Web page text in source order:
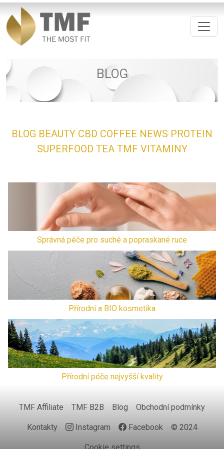
BLOG
BLOG BEAUTY CBD COFFEE NEWS PROTEIN
SUPERFOOD TEA TMF VITAMINY
Správná péče pro suché a popraskané ruce
Přírodní a BIO kosmetika
Přírodní péče nejvyšší kvality
TMF Affiliate TMF B2B Blog Obchodní podmínky
Kontakty Instagram Facebook © 2024